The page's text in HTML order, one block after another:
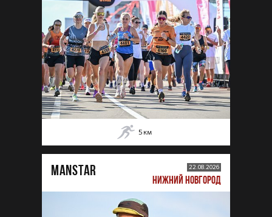
5 км
MANSTAR 22.08.2026
НИЖНИЙ НОВГОРОД